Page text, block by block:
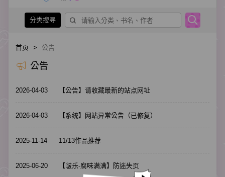
分类搜寻
首页 > 公告
公告
2026-04-03 【公告】请收藏最新的站点网址
2026-04-03 【系统】网站异常公告（已修复）
2025-11-14 11/13作品推荐
2025-06-20 【啵乐-腐味满满】防迷失页